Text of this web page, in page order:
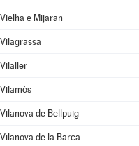
Vielha e Mijaran
Vilagrassa
Vilaller
Vilamòs
Vilanova de Bellpuig
Vilanova de la Barca